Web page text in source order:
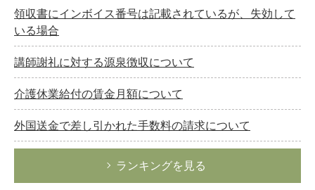
領収書にインボイス番号は記載されているが、失効して
いる場合
講師謝礼に対する源泉徴収について
介護休業給付の賃金月額について
外国送金で差し引かれた手数料の請求について
ランキングを見る